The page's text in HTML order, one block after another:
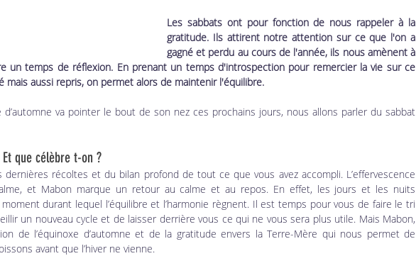
Les sabbats ont pour fonction de nous rappeler à la
gratitude. Ils attirent notre attention sur ce que l'on a
gagné et perdu au cours de l'année, ils nous amènent à
un temps de réflexion. En prenant un temps d'introspection pour remercier la vie sur ce
mais aussi repris, on permet alors de maintenir l'équilibre.
d’automne va pointer le bout de son nez ces prochains jours, nous allons parler du sabbat
que célèbre t-on ?
récoltes et du bilan profond de tout ce que vous avez accompli. L’effervescence
et Mabon marque un retour au calme et au repos. En effet, les jours et les nuits
moment durant lequel l’équilibre et l’harmonie règnent. Il est temps pour vous de faire le tri
un nouveau cycle et de laisser derrière vous ce qui ne vous sera plus utile. Mais Mabon,
de l’équinoxe d’automne et de la gratitude envers la Terre-Mère qui nous permet de
avant que l’hiver ne vienne.